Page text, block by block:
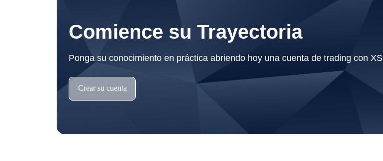
Comience su Trayectoria
Ponga su conocimiento en práctica abriendo hoy una cuenta de trading con XS
Crear su cuenta